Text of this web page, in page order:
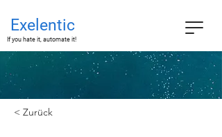
If you hate it, automate it!
Exelentic
< Zurück